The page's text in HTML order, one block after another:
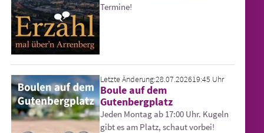
Termine!
Letzte Änderung:28.07.202619:45 Uhr
Boule auf dem
Gutenbergplatz
Jeden Montag ab 17:00 Uhr. Kugeln
gibt es am Platz, schaut vorbei!